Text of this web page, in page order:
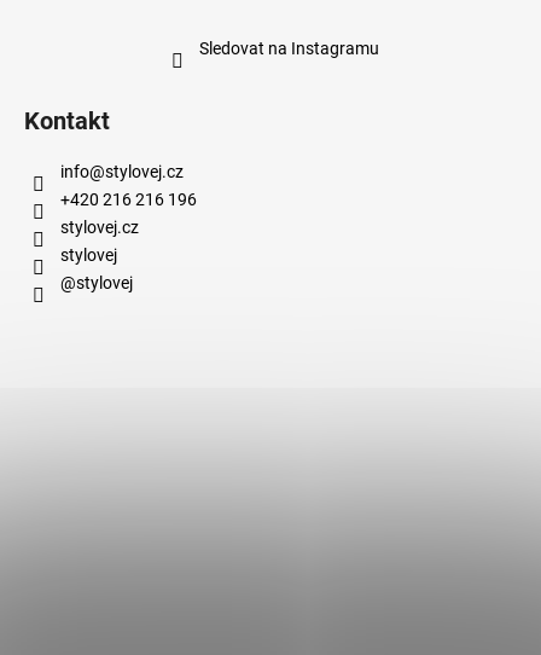
Sledovat na Instagramu
Kontakt
info@stylovej.cz
+420 216 216 196
stylovej.cz
stylovej
@stylovej